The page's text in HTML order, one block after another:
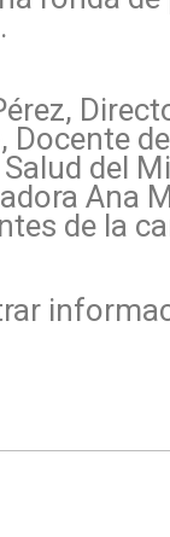
del
Ana
de la